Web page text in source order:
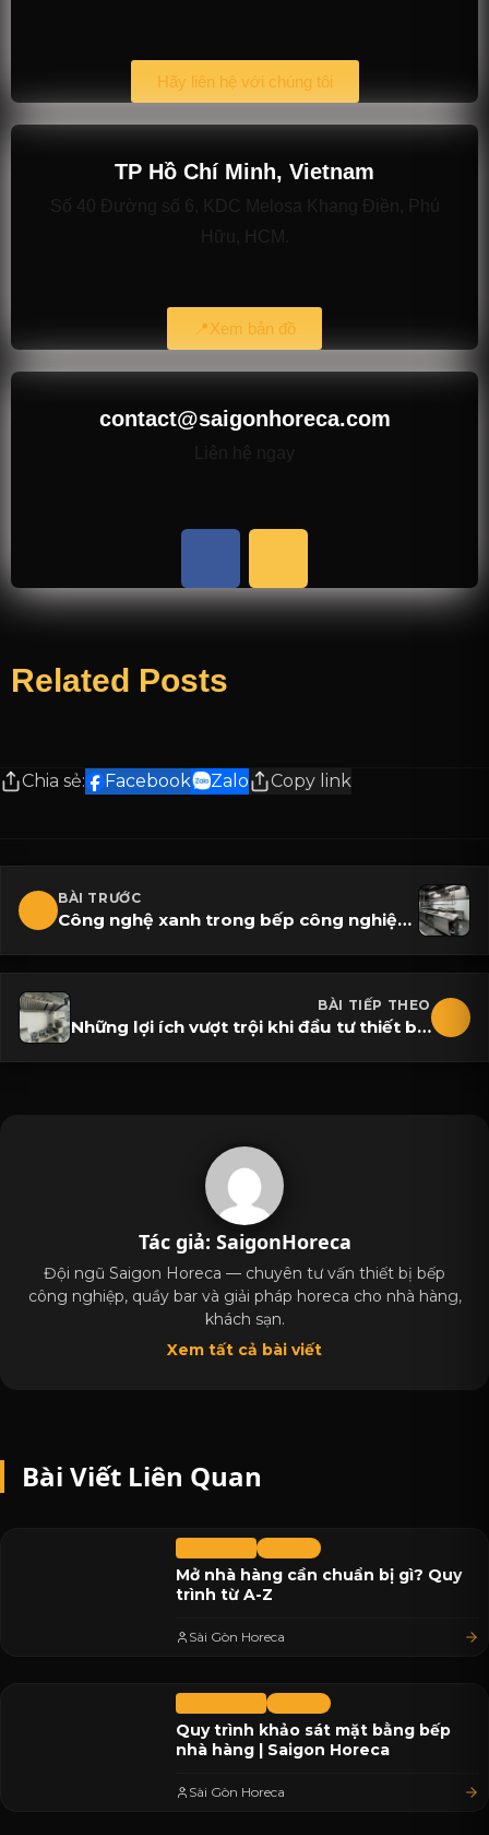
Hãy liên hệ với chúng tôi
TP Hồ Chí Minh, Vietnam
Số 40 Đường số 6, KDC Melosa Khang Điền, Phú
Hữu, HCM.
📍Xem bản đồ
contact@saigonhoreca.com
Liên hệ ngay
Related Posts
Chia sẻ: Facebook Zalo Copy link
BÀI TRƯỚC
Công nghệ xanh trong bếp công nghiệp: Xu hướng tất yếu
BÀI TIẾP THEO
Những lợi ích vượt trội khi đầu tư thiết bị bếp nhà hàng mới
Tác giả: SaigonHoreca
Đội ngũ Saigon Horeca — chuyên tư vấn thiết bị bếp
công nghiệp, quầy bar và giải pháp horeca cho nhà hàng,
khách sạn.
Xem tất cả bài viết
Bài Viết Liên Quan
Mở nhà hàng cần chuẩn bị gì? Quy
trình từ A-Z
Sài Gòn Horeca
Quy trình khảo sát mặt bằng bếp
nhà hàng | Saigon Horeca
Sài Gòn Horeca